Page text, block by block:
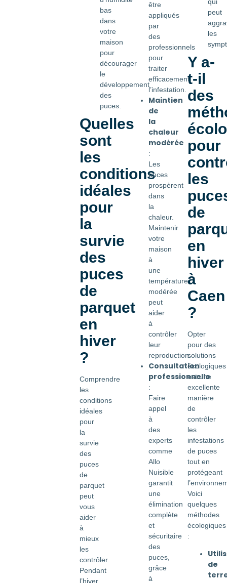
bas
dans
votre
maison
pour
décourager
le
développement
des
puces.
Quelles
sont
les
conditions
idéales
pour
la
survie
des
puces
de
parquet
en
hiver
?
Comprendre
les
conditions
idéales
pour
la
survie
des
puces
de
parquet
peut
vous
aider
à
mieux
les
contrôler.
Pendant
l’hiver,
être
appliqués
par
des
professionnels
pour
traiter
efficacement
l’infestation.
Maintien
de
la
chaleur
modérée
:
Les
puces
prospèrent
dans
la
chaleur.
Maintenir
votre
maison
à
une
température
modérée
peut
aider
à
contrôler
leur
reproduction.
Consultation
professionnelle
:
Faire
appel
à
des
experts
comme
Allo
Nuisible
garantit
une
élimination
complète
et
sécuritaire
des
puces,
grâce
à
peut
les
Y a-
t-il
des
pour
les
de
en
hiver
à
Caen
?
Opter
pour des
solutions
écologiques
est une
excellente
manière
de
contrôler
les
infestations
de puces
tout en
protégeant
Voici
quelques
méthodes
écologiques
:
de